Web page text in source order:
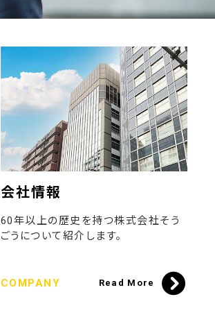
会社情報
60年以上の歴史を持つ株式会社そう
ごうについて紹介します。
COMPANY Read More